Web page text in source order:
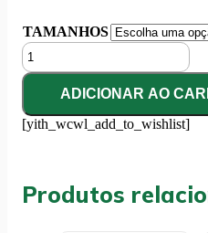
TAMANHOS
REFIL
EVA
RODO
ALUMINIO
VARIOS
TAMANHOS
ADICIONAR AO
[yith_wcwl_add_to_wishlist]
Produtos